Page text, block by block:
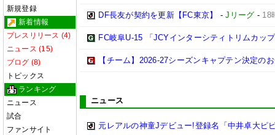
新規登録
新着情報
プレスリリース (4)
ニュース (15)
ブログ (8)
トピックス
ランキング
ニュース
試合
ファンサイト
DF長友が契約を更新【FC東京】 -Jリーグ - 18
FC岐阜U-15 「JCYインターシティトリムカッ
【チーム】2026-27シーズンキャプテン決定の
ニュース
元レアルの神童Jデビュー!登録名「中井卓大ピ